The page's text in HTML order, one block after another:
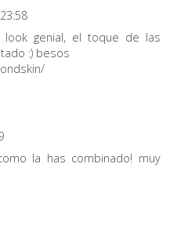
look genial, el toque de las
:) besos
la has combinado! muy